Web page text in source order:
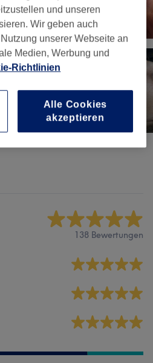
138 Bewertungen
und unseren
Wir geben auch
unserer Webseite an
Medien, Werbung und
Richtlinien
Alle Cookies
akzeptieren